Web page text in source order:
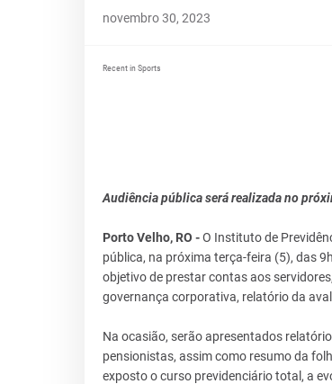
novembro 30, 2023
Recent in Sports
Audiência pública será realizada no
Porto Velho, RO -O Instituto de
pública, na próxima terça-feira (5), das
objetivo de prestar contas aos
governança corporativa, relatório da
Na ocasião, serão apresentados
pensionistas, assim como resumo da
exposto o curso previdenciário total, a